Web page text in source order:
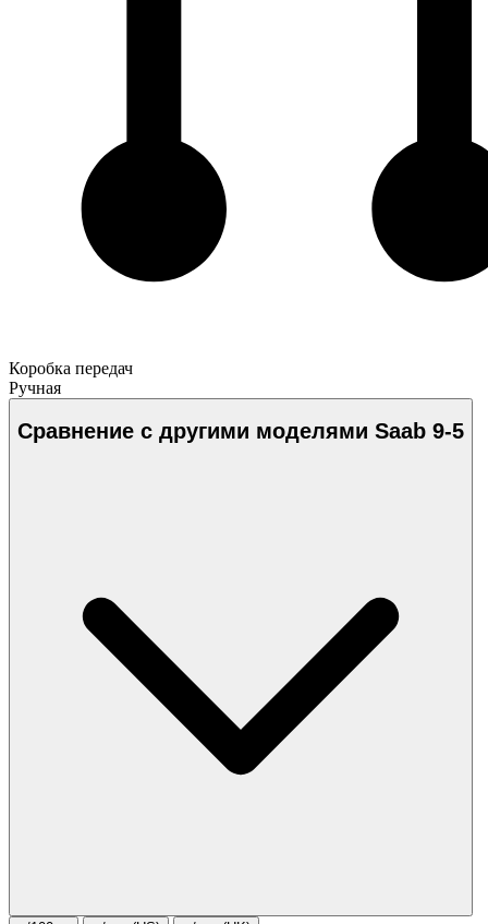
Коробка передач
Ручная
Сравнение с другими моделями Saab 9-5